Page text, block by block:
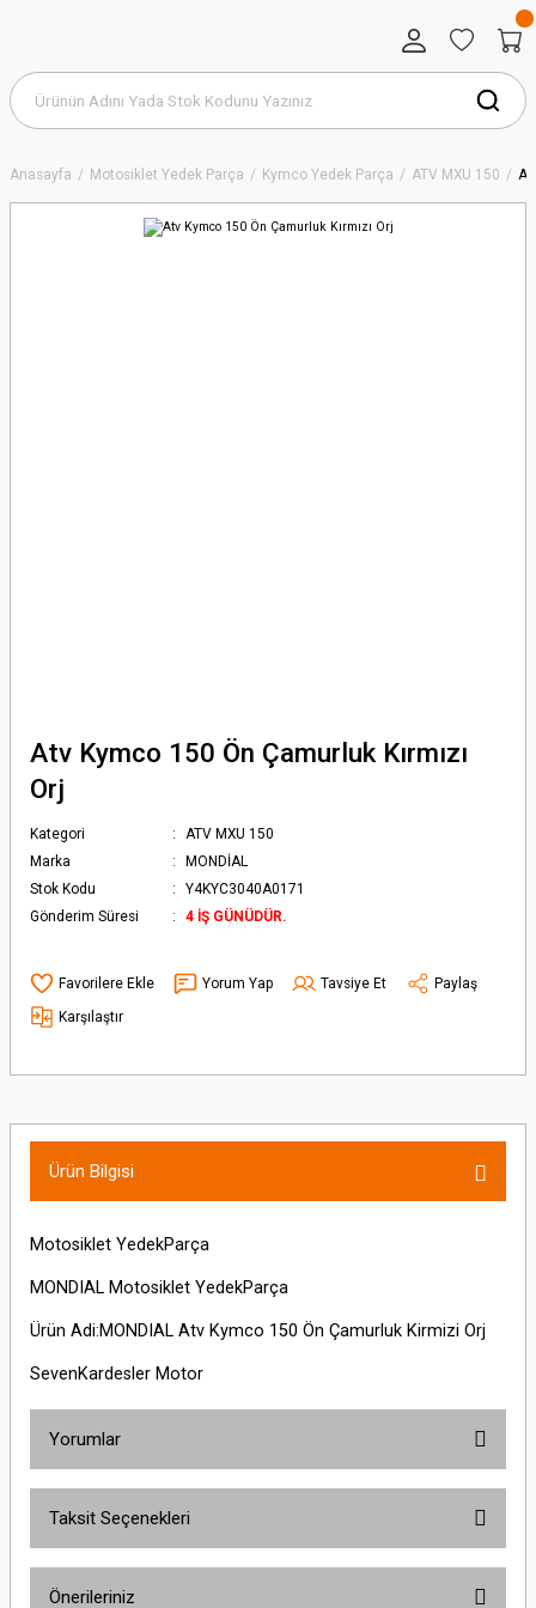
Anasayfa Motosiklet Yedek Parça Kymco Yedek Parça ATV MXU 150
Atv Kymco 150 Ön Çamurluk Kırmızı
Orj
Kategori
ATV MXU 150
Marka
MONDİAL
Stok Kodu
Y4KYC3040A0171
Gönderim Süresi
4 İŞ GÜNÜDÜR.
Yorum Yap Tavsiye Et
Paylaş
Karşılaştır
Ürün Bilgisi
Motosiklet YedekParça
MONDIAL Motosiklet YedekParça
Ürün Adi:MONDIAL Atv Kymco 150 Ön Çamurluk Kirmizi Orj
SevenKardesler Motor
Yorumlar
Taksit Seçenekleri
Önerileriniz